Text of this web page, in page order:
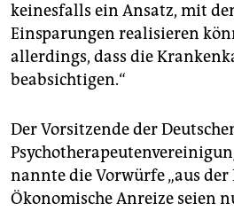
keinesfalls ein Ansatz, mit
Einsparungen realisieren
allerdings, dass die
beabsichtigen.“
Der Vorsitzende der
nannte die Vorwürfe „aus der
Ökonomische Anreize seien